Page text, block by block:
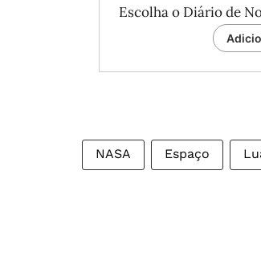
Escolha o Diário de
NASA Espaço